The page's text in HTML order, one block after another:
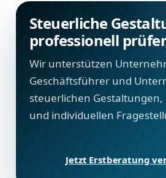
Steuerliche
professionell
Wir unterstützen
Geschäftsführer und
steuerlichen
und individuellen
Jetzt Erstberatung